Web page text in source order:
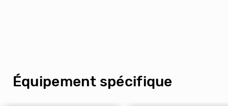
Équipement spécifique